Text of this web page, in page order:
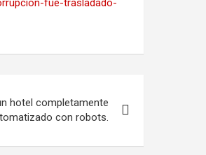
fue-trasladado-
hotel completamente
con robots.